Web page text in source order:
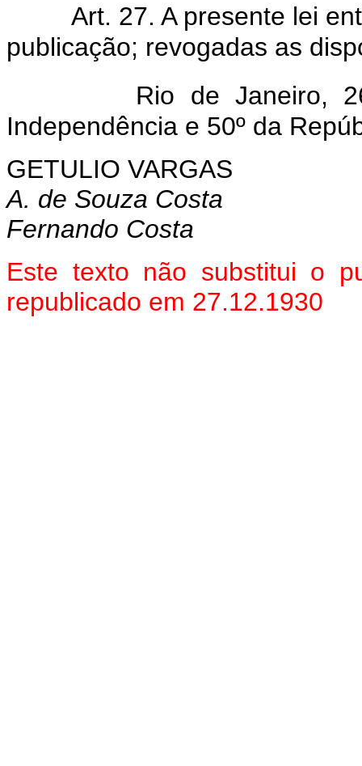
Art. 27. A presente lei
publicação; revogadas as
Rio de Janeiro,
Independência e 50º da
GETULIO VARGAS
A. de Souza Costa
Fernando Costa
Este texto não substitui o
republicado em 27.12.1930